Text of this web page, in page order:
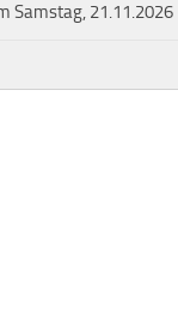
Samstag, 21.11.2026